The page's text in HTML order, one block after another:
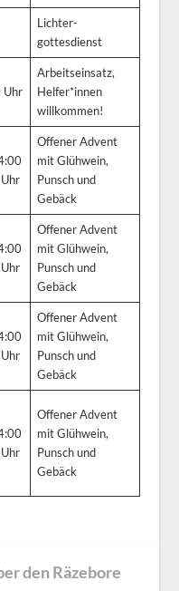
Lichter-
gottesdienst
Uhr
Arbeitseinsatz,
Helfer*innen
willkommen!
Offener Advent
mit Glühwein,
Punsch und
Gebäck
Offener Advent
mit Glühwein,
Punsch und
Gebäck
Offener Advent
mit Glühwein,
Punsch und
Gebäck
Offener Advent
mit Glühwein,
Punsch und
Gebäck
den Räzebore